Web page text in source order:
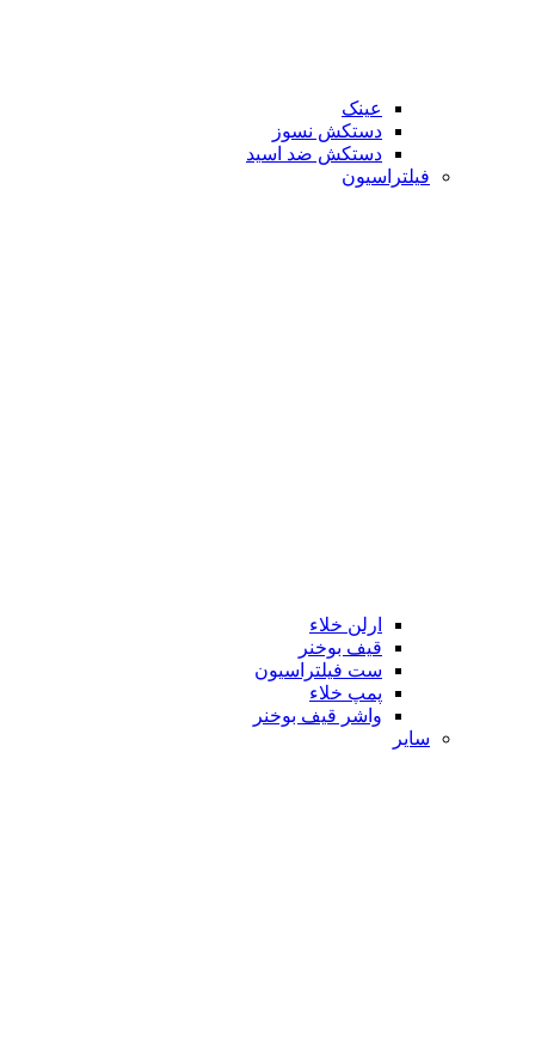
عینک
دستکش نسوز
دستکش ضد اسید
فیلتراسیون
ارلن خلاء
قیف بوخنر
ست فیلتراسیون
پمپ خلاء
واشر قیف بوخنر
سایر